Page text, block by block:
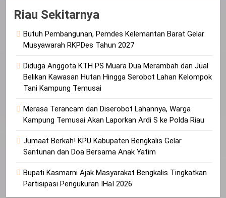
Riau Sekitarnya
Butuh Pembangunan, Pemdes Kelemantan Barat Gelar
Musyawarah RKPDes Tahun 2027
Diduga Anggota KTH PS Muara Dua Merambah dan Jual
Belikan Kawasan Hutan Hingga Serobot Lahan Kelompok
Tani Kampung Temusai
Merasa Terancam dan Diserobot Lahannya, Warga
Kampung Temusai Akan Laporkan Ardi S ke Polda Riau
Jumaat Berkah! KPU Kabupaten Bengkalis Gelar
Santunan dan Doa Bersama Anak Yatim
Bupati Kasmarni Ajak Masyarakat Bengkalis Tingkatkan
Partisipasi Pengukuran IHaI 2026